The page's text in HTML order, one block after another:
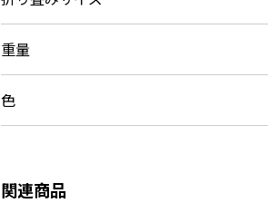
重量
色
関連商品